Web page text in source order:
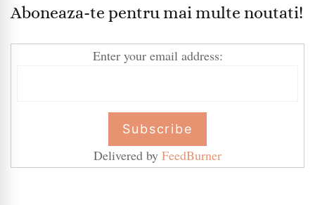
Aboneaza-te pentru mai multe noutati!
Enter your email address:
Delivered by FeedBurner